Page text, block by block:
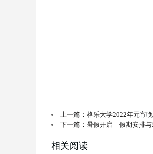
上一篇：格乐大学2022年元宵
下一篇：暑假开启｜假期安排
相关阅读